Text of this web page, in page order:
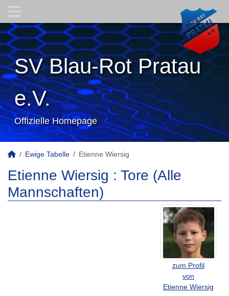
SV Blau-Rot Pratau
e.V.
Offizielle Homepage
Ewige Tabelle Etienne Wiersig
Etienne Wiersig : Tore (Alle
Mannschaften)
zum Profil
von
Etienne Wiersig